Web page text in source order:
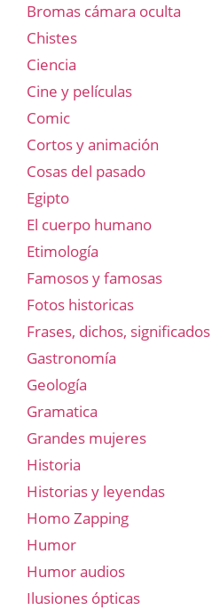
Bromas cámara oculta
Chistes
Ciencia
Cine y películas
Comic
Cortos y animación
Cosas del pasado
Egipto
El cuerpo humano
Etimología
Famosos y famosas
Fotos historicas
Frases, dichos, significados
Gastronomía
Geología
Gramatica
Grandes mujeres
Historia
Historias y leyendas
Homo Zapping
Humor
Humor audios
Ilusiones ópticas